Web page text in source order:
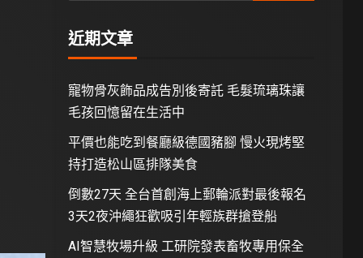
近期文章
寵物骨灰飾品成告別後寄託 毛髮琉璃珠讓
毛孩回憶留在生活中
平價也能吃到餐廳級德國豬腳 慢火現烤堅
持打造松山區排隊美食
倒數27天 全台首創海上郵輪派對最後報名
3天2夜沖繩狂歡吸引年輕族群搶登船
AI智慧牧場升級 工研院發表畜牧專用保全